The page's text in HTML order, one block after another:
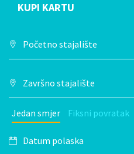
KUPI KARTU
Jedan smjer Fiksni povratak